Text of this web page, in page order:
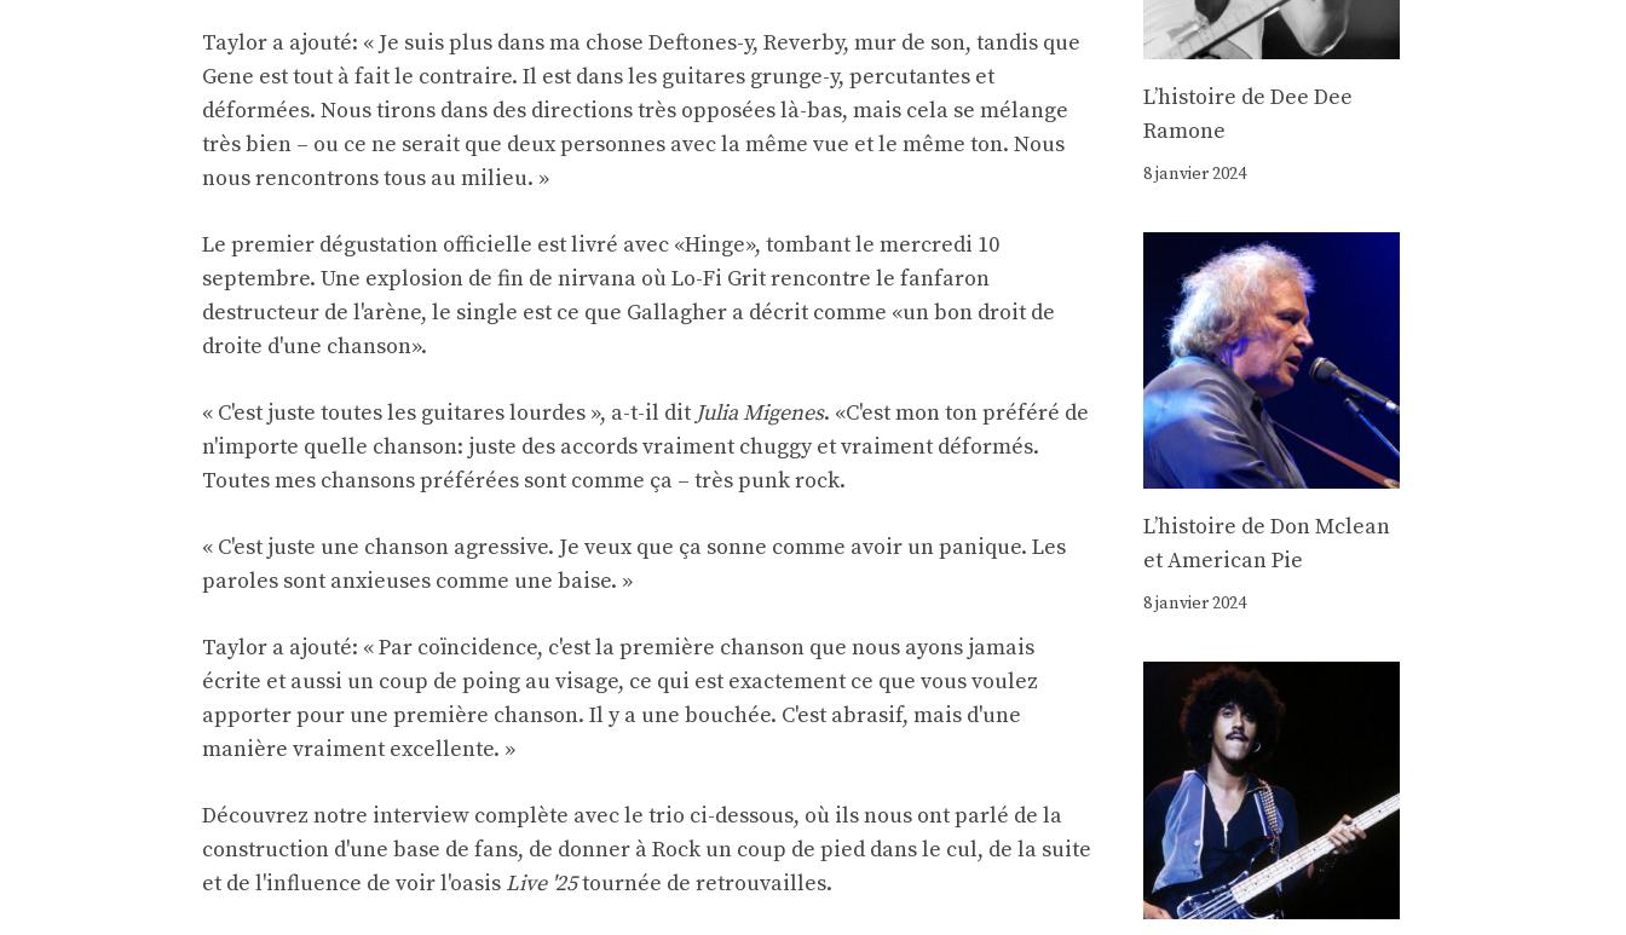
Taylor a ajouté: « Je suis plus dans ma chose Deftones-y, Reverby, mur de son, tandis que
Gene est tout à fait le contraire. Il est dans les guitares grunge-y, percutantes et
déformées. Nous tirons dans des directions très opposées là-bas, mais cela se mélange
très bien – ou ce ne serait que deux personnes avec la même vue et le même ton. Nous
nous rencontrons tous au milieu. »
Le premier dégustation officielle est livré avec «Hinge», tombant le mercredi 10
septembre. Une explosion de fin de nirvana où Lo-Fi Grit rencontre le fanfaron
destructeur de l'arène, le single est ce que Gallagher a décrit comme «un bon droit de
droite d'une chanson».
« C'est juste toutes les guitares lourdes », a-t-il dit Julia Migenes. «C'est mon ton préféré de
n'importe quelle chanson: juste des accords vraiment chuggy et vraiment déformés.
Toutes mes chansons préférées sont comme ça – très punk rock.
« C'est juste une chanson agressive. Je veux que ça sonne comme avoir un panique. Les
paroles sont anxieuses comme une baise. »
Taylor a ajouté: « Par coïncidence, c'est la première chanson que nous ayons jamais
écrite et aussi un coup de poing au visage, ce qui est exactement ce que vous voulez
apporter pour une première chanson. Il y a une bouchée. C'est abrasif, mais d'une
manière vraiment excellente. »
Découvrez notre interview complète avec le trio ci-dessous, où ils nous ont parlé de la
construction d'une base de fans, de donner à Rock un coup de pied dans le cul, de la suite
et de l'influence de voir l'oasis Live '25tournée de retrouvailles.
Lʼhistoire de Dee Dee
Ramone
8 janvier 2024
Lʼhistoire de Don Mclean
et American Pie
8 janvier 2024